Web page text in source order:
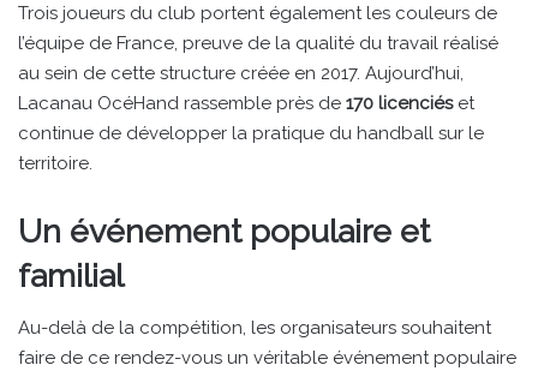
Trois joueurs du club portent également les couleurs de
l’équipe de France, preuve de la qualité du travail réalisé
au sein de cette structure créée en 2017. Aujourd’hui,
Lacanau OcéHand rassemble près de 170 licenciéset
continue de développer la pratique du handball sur le
territoire.
Un événement populaire et
familial
Au-delà de la compétition, les organisateurs souhaitent
faire de ce rendez-vous un véritable événement populaire